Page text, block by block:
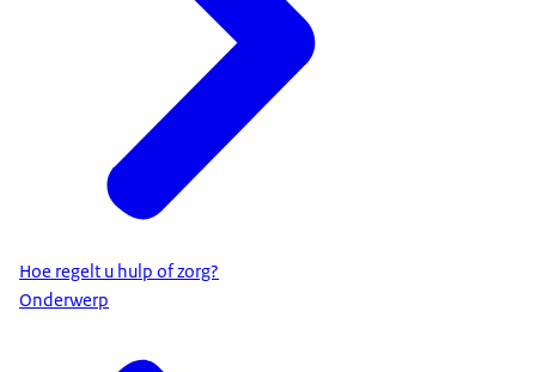
Hoe regelt u hulp of zorg?
Onderwerp